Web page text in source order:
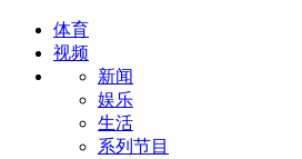
体育
视频
新闻
娱乐
生活
系列节目